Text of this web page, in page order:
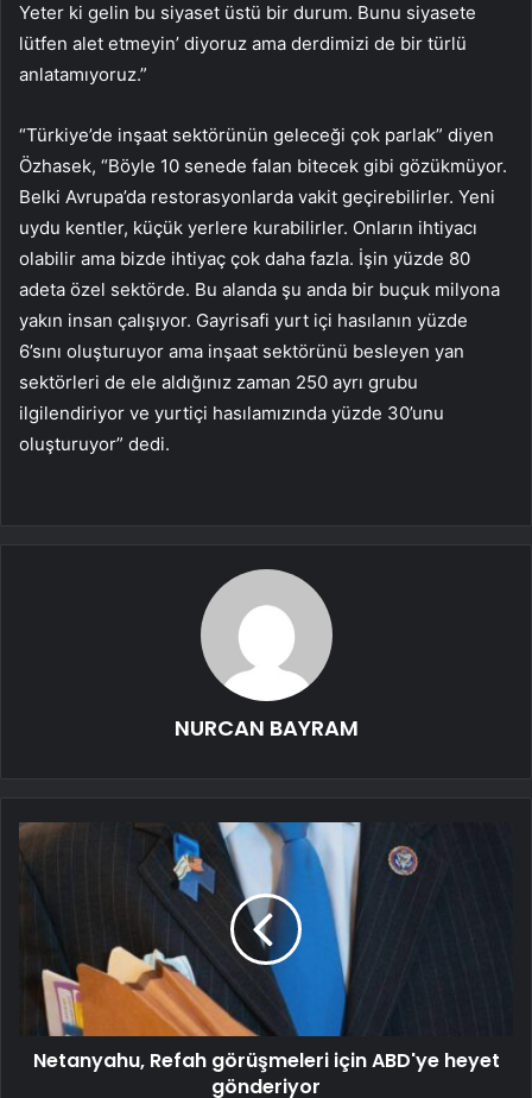
Yeter ki gelin bu siyaset üstü bir durum. Bunu siyasete
lütfen alet etmeyin’ diyoruz ama derdimizi de bir türlü
anlatamıyoruz.”
“Türkiye’de inşaat sektörünün geleceği çok parlak” diyen
Özhasek, “Böyle 10 senede falan bitecek gibi gözükmüyor.
Belki Avrupa’da restorasyonlarda vakit geçirebilirler. Yeni
uydu kentler, küçük yerlere kurabilirler. Onların ihtiyacı
olabilir ama bizde ihtiyaç çok daha fazla. İşin yüzde 80
adeta özel sektörde. Bu alanda şu anda bir buçuk milyona
yakın insan çalışıyor. Gayrisafi yurt içi hasılanın yüzde
6’sını oluşturuyor ama inşaat sektörünü besleyen yan
sektörleri de ele aldığınız zaman 250 ayrı grubu
ilgilendiriyor ve yurtiçi hasılamızında yüzde 30’unu
oluşturuyor” dedi.
NURCAN BAYRAM
Netanyahu, Refah görüşmeleri için ABD'ye heyet
gönderiyor